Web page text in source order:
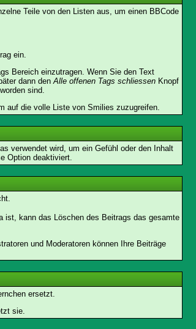
Teile von den Listen aus, um einen BBCode
ein.
Bereich einzutragen. Wenn Sie den Text
dann denAlle offenen Tags schliessenKnopf
sind.
auf die volle Liste von Smilies zuzugreifen.
verwendet wird, um ein Gefühl oder den Inhalt
Option deaktiviert.
ist, kann das Löschen des Beitrags das gesamte
und Moderatoren können Ihre Beiträge
ersetzt.
sie.